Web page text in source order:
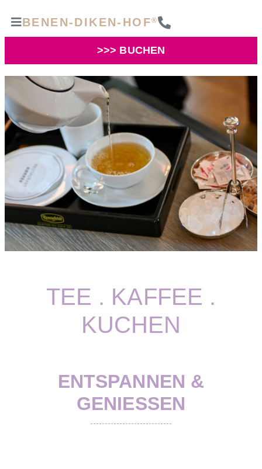
BENEN-DIKEN-HOF®
>>> BUCHEN
TEE . KAFFEE .
KUCHEN
ENTSPANNEN &
GENIESSEN